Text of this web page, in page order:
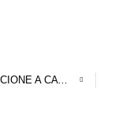
SELECIONE A CATEGORIA